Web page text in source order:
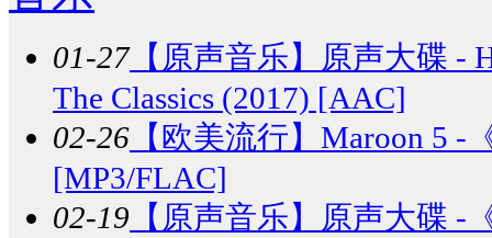
01-27【原声音乐】 原声大碟 -
The Classics (2017) [AAC]
02-26 【欧美流行】 Maroon 5 -
[MP3/FLAC]
02-19 【原声音乐】 原声大碟 -